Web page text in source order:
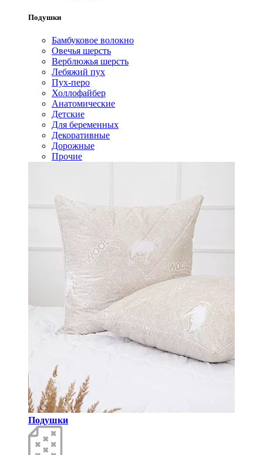
Подушки
Бамбуковое волокно
Овечья шерсть
Верблюжья шерсть
Лебяжий пух
Пух-перо
Холлофайбер
Анатомические
Детские
Для беременных
Декоративные
Дорожные
Прочие
Подушки